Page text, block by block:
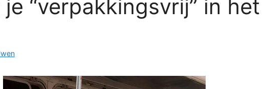
“verpakkingsvrij” in het